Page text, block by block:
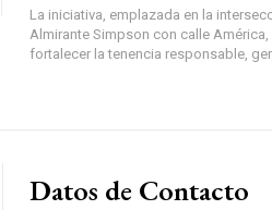
La iniciativa, emplazada en la
Almirante Simpson con calle América,
fortalecer la tenencia responsable,
Datos de Contacto